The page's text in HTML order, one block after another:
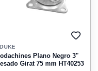
Plano Negro 3"
Girat 75 mm HT40253